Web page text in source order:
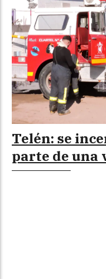
Telén: se
parte de una